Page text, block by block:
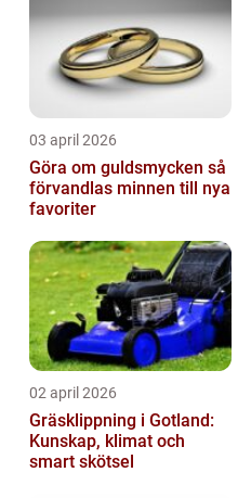
03 april 2026
Göra om guldsmycken så
förvandlas minnen till nya
favoriter
02 april 2026
Gräsklippning i Gotland:
Kunskap, klimat och
smart skötsel